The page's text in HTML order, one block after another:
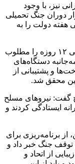
نیز، با وجود
دوران جنگ تحمیلی
هفته دولت را به
سرمست عملکرد استان در دوران جنگ تحمیلی ۱۲ روزه را مطلوب
دستگاه‌های
و پشتیبانی از
محقق شد.
گفت: نیروهای مسلح
۱۲ روزه فداکارانه ایستادگی کردند و
برنامه‌ریزی برای
توقف جنگ خبر داد و
از اتحاد و